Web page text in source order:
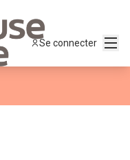
Se connecter